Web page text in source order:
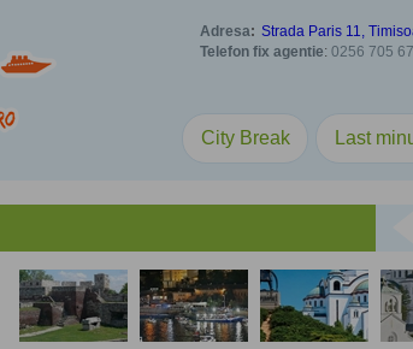
Adresa: Strada Paris 11,
Telefon fix agentie: 0256 705
City Break Last